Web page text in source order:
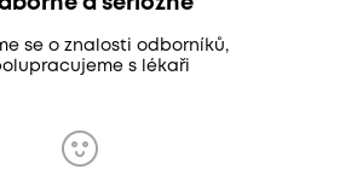
se o znalosti odborníků,
s lékaři